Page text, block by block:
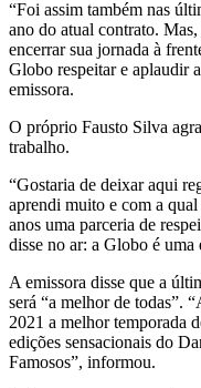
“Foi assim também nas
ano do atual contrato.
encerrar sua jornada à
Globo respeitar e aplaudir
emissora.
O próprio Fausto Silva
trabalho.
“Gostaria de deixar aqui
aprendi muito e com a
anos uma parceria de
disse no ar: a Globo é uma
A emissora disse que a
será “a melhor de todas”.
2021 a melhor temporada
edições sensacionais do
Famosos”, informou.